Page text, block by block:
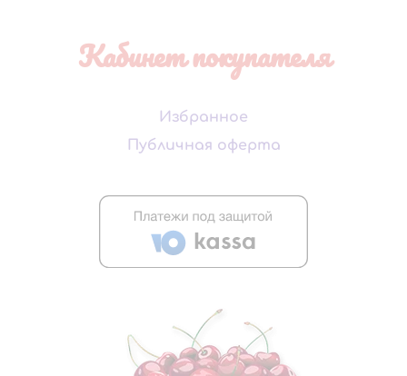
Кабинет покупателя
Избранное
Публичная оферта